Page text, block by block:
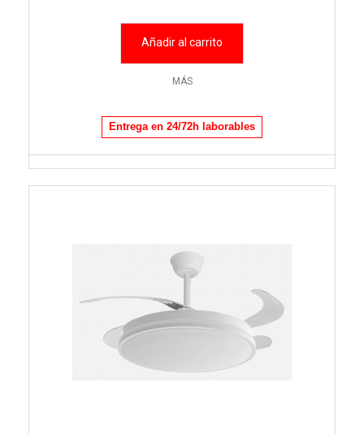
Añadir al carrito
MÁS
Entrega en 24/72h laborables